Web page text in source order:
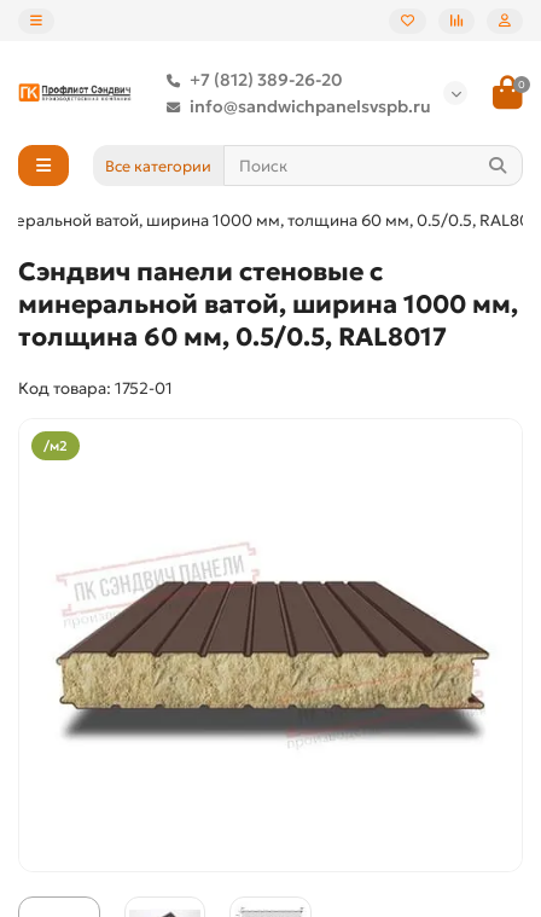
+7 (812) 389-26-20
info@sandwichpanelsvspb.ru
0
Все категории
ватой, ширина 1000 мм, толщина 60 мм, 0.5/0.5,
Сэндвич панели стеновые с
минеральной ватой, ширина 1000 мм,
толщина 60 мм, 0.5/0.5, RAL8017
Код товара: 1752-01
/м2